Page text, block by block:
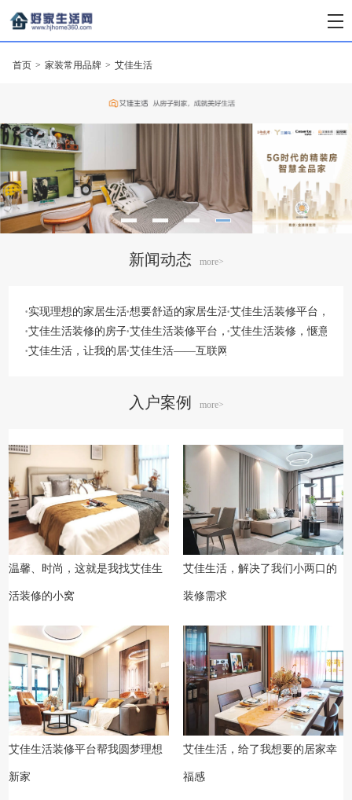
首页 > 家装常用品牌 > 艾佳生活
新闻动态 more>
·实现理想的家居生活，找艾佳生活很靠谱
·想要舒适的家居生活，不妨找艾佳生活
·艾佳生活装修平台，帮
·艾佳生活装修的房子，让居家生活又上了一个档次
·艾佳生活装修平台，质朴亦有高级范
·艾佳生活装修，惬意生
·艾佳生活，让我的居家生活变得轻松愉悦
·艾佳生活——互联网大家居生态平台
入户案例 more>
温馨、时尚，这就是我找艾佳生
活装修的小窝
艾佳生活，解决了我们小两口的
装修需求
艾佳生活装修平台帮我圆梦理想
新家
艾佳生活，给了我想要的居家幸
福感